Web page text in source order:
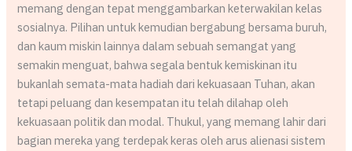
memang dengan tepat menggambarkan keterwakilan kelas
sosialnya. Pilihan untuk kemudian bergabung bersama buruh,
dan kaum miskin lainnya dalam sebuah semangat yang
semakin menguat, bahwa segala bentuk kemiskinan itu
bukanlah semata-mata hadiah dari kekuasaan Tuhan, akan
tetapi peluang dan kesempatan itu telah dilahap oleh
kekuasaan politik dan modal. Thukul, yang memang lahir dari
bagian mereka yang terdepak keras oleh arus alienasi sistem